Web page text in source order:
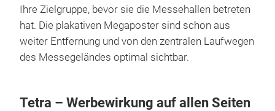
Ihre Zielgruppe, bevor sie die Messehallen betreten
hat. Die plakativen Megaposter sind schon aus
weiter Entfernung und von den zentralen Laufwegen
des Messegeländes optimal sichtbar.
Tetra – Werbewirkung auf allen Seiten